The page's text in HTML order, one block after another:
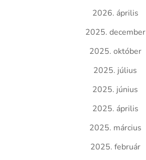
2026. április
2025. december
2025. október
2025. július
2025. június
2025. április
2025. március
2025. február